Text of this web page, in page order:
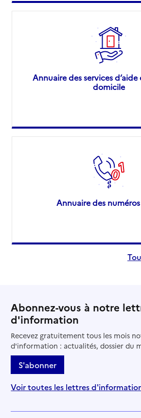
Annuaire des services d’aide
domicile
Annuaire des
Abonnez-vous à notre
d'information
Recevez gratuitement tous les mois
d'information : actualités, dossier du
S'abonner
Voir toutes les lettres